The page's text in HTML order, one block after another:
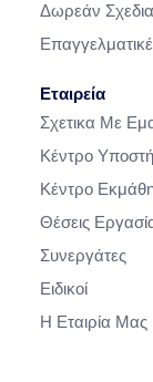
Δωρεάν
Εταιρεία
Σχετικα Με
Κέντρο
Κέντρο
Θέσεις
Συνεργάτες
Ειδικοί
Η Εταιρία Μας